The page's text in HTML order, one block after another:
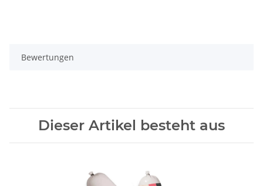
Bewertungen
Dieser Artikel besteht aus